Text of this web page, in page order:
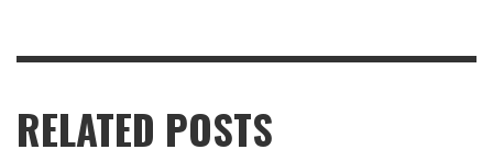
RELATED POSTS